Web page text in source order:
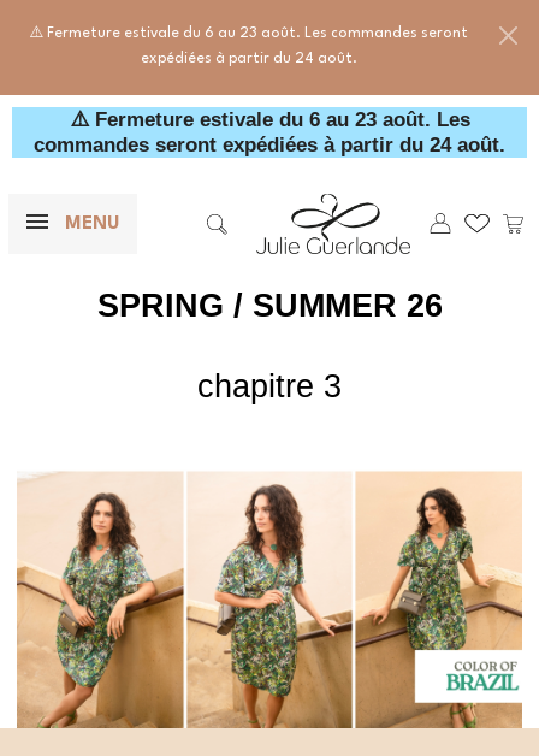
⚠️ Fermeture estivale du 6 au 23 août. Les commandes seront
expédiées à partir du 24 août.
⚠️ Fermeture estivale du 6 au 23 août. Les
commandes seront expédiées à partir du 24 août.
MENU Mes

SPRING / SUMMER 26
chapitre 3